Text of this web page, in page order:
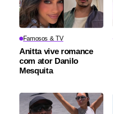
Famosos & TV
Anitta vive romance
com ator Danilo
Mesquita